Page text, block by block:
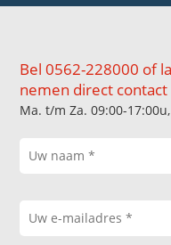
Bel 0562-228000 of
nemen direct
Ma. t/m Za. 09:00-